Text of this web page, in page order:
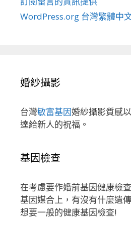
WordPress.org 台灣繁體中
婚紗攝影
台灣敏富基因婚紗攝影質感
達給新人的祝福。
基因檢查
在考慮要作婚前基因健康檢
基因媒合上，有沒有什麼遺
想要一般的健康基因檢查!